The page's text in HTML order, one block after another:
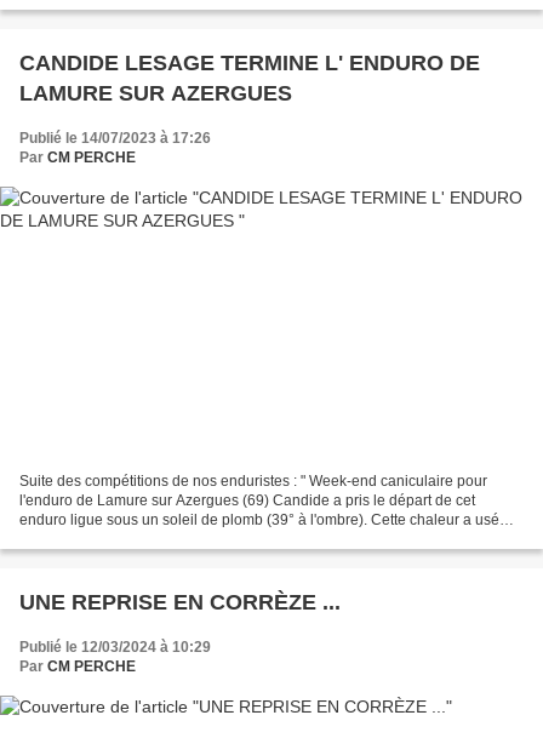
CANDIDE LESAGE TERMINE L' ENDURO DE
LAMURE SUR AZERGUES
Publié le 14/07/2023 à 17:26
Par CM PERCHE
Suite des compétitions de nos enduristes : " Week-end caniculaire pour
l'enduro de Lamure sur Azergues (69) Candide a pris le départ de cet
enduro ligue sous un soleil de plomb (39° à l'ombre). Cette chaleur a usé
UNE REPRISE EN CORRÈZE ...
Publié le 12/03/2024 à 10:29
Par CM PERCHE